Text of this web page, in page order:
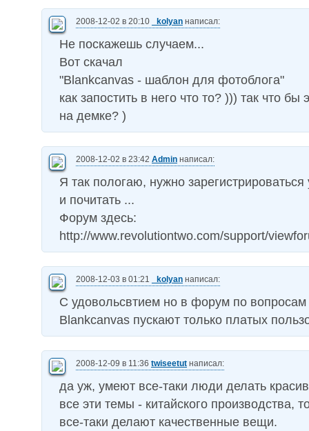
2008-12-02 в 20:10 _kolyan написал:
Не поскажешь случаем...
Вот скачал
"Blankcanvas - шаблон для фотоблога"
как запостить в него что то? ))) так что бы
на демке? )
2008-12-02 в 23:42 Admin написал:
Я так пологаю, нужно
и почитать ...
Форум здесь:
http://www.revolutiontwo.com/support/
2008-12-03 в 01:21 _kolyan написал:
С удовольсвтием но в форум по
Blankcanvas пускают только платых
2008-12-09 в 11:36 twiseetut написал:
да уж, умеют все-таки люди делать
все эти темы - китайского производства,
все-таки делают качественные вещи.